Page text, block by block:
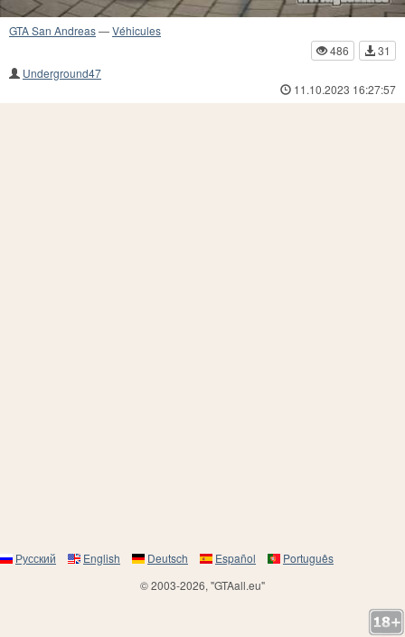
GTA San Andreas—Véhicules
486
31
Underground47
11.10.2023 16:27:57
Русский English Deutsch Español
Português
© 2003-2026, "GTAall.eu"